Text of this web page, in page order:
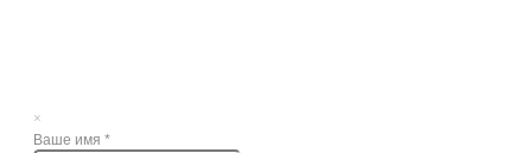
×
Ваше имя *